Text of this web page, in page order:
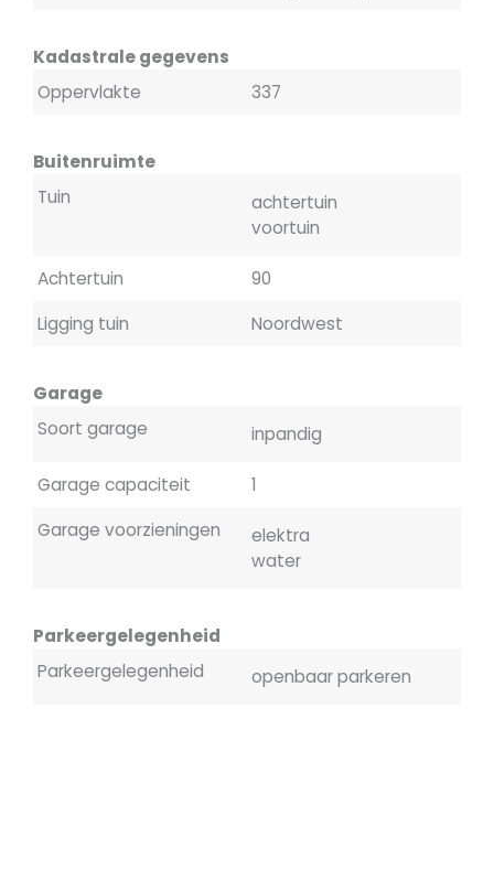
Kadastrale gegevens
Oppervlakte
337
Buitenruimte
Tuin
achtertuin
voortuin
Achtertuin
90
Ligging tuin
Noordwest
Garage
Soort garage
inpandig
Garage capaciteit
1
Garage voorzieningen
elektra
water
Parkeergelegenheid
Parkeergelegenheid
openbaar parkeren